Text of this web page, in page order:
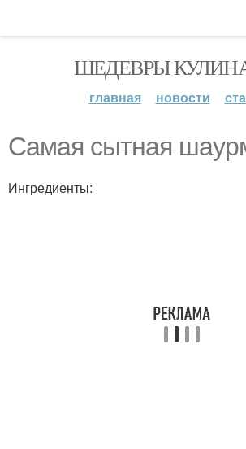
ШЕДЕВРЫ
главная новости
Самая сытная
Ингредиенты: